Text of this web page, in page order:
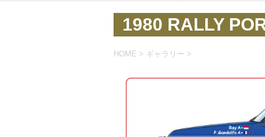
1980 RALLY
HOME > ギャラリー >